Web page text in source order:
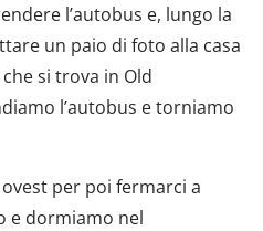
l’autobus e, lungo la
un paio di foto alla casa
si trova in Old
l’autobus e torniamo
per poi fermarci a
e dormiamo nel